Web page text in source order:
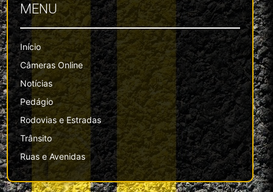
MENU
Início
Câmeras Online
Notícias
Pedágio
Rodovias e Estradas
Trânsito
Ruas e Avenidas